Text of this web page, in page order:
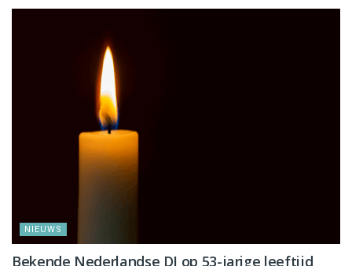
NIEUWS
Bekende Nederlandse DJ op 53-jarige leeftijd